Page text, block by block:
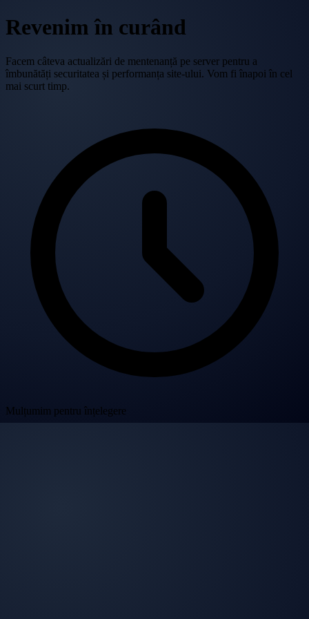
Revenim în curând
Facem câteva actualizări de mentenanță pe server pentru a
îmbunătăți securitatea și performanța site-ului. Vom fi înapoi în cel
mai scurt timp.
Mulțumim pentru înțelegere